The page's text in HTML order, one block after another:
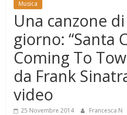
Mondo
Musica
Una canzone
giorno: “Santa
Coming To
da Frank
video
25 Novembre 2014 Francesca N